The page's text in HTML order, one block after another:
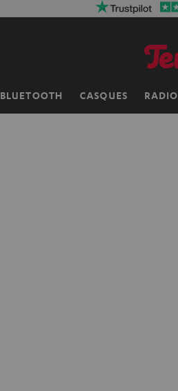
BLUETOOTH CASQUES RADIO